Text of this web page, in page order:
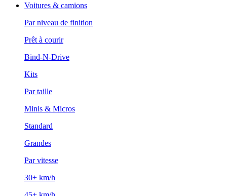
Voitures & camions
Par niveau de finition
Prêt à courir
Bind-N-Drive
Kits
Par taille
Minis & Micros
Standard
Grandes
Par vitesse
30+ km/h